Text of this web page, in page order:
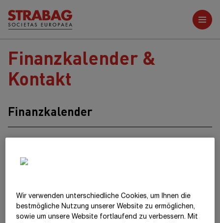
Weitere Berichte
Finanzkalender &
Kontakt
Finanzkalender
2025
Bilanzpressekonferenz10:00 UhrMESZ
Investoren- und Analystentelefonkonferenz15:00 UhrMESZ
Wir verwenden unterschiedliche Cookies, um Ihnen die
best­mögliche Nutzung unserer Website zu ermöglichen,
sowie um unsere Website fortlaufend zu verbessern. Mit